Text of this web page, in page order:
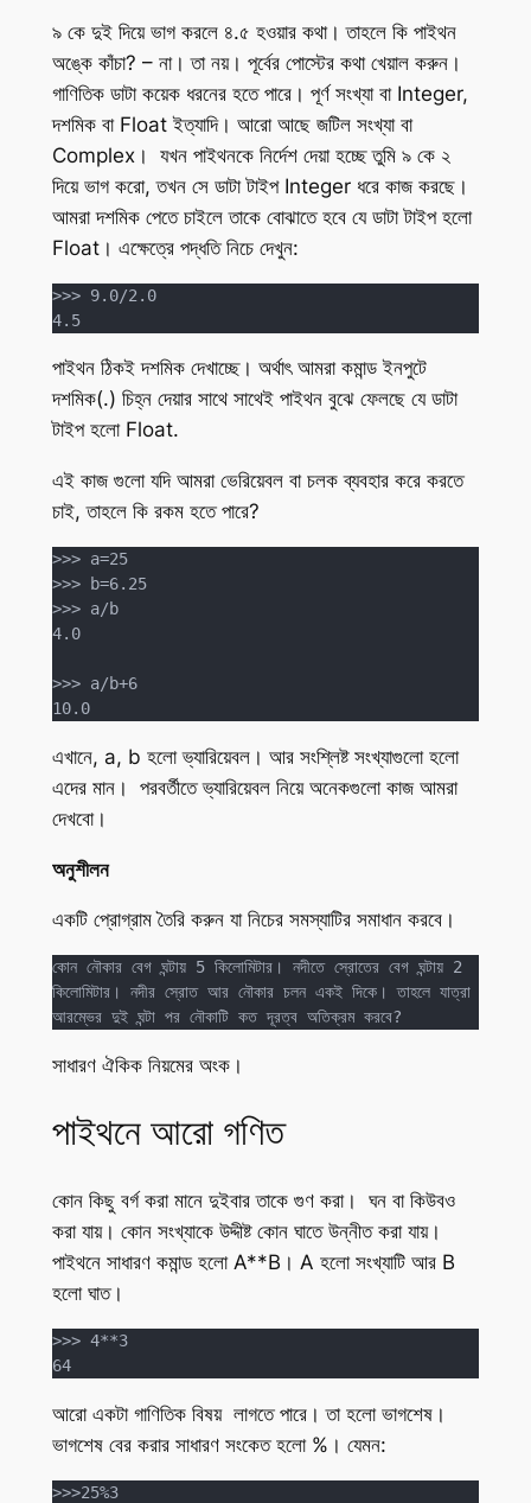
৯ কে দুই দিয়ে ভাগ করলে ৪.৫ হওয়ার কথা। তাহলে কি পাইথন
অঙ্কে কাঁচা? – না। তা নয়। পূর্বের পোস্টের কথা খেয়াল করুন।
গাণিতিক ডাটা কয়েক ধরনের হতে পারে। পূর্ণ সংখ্যা বা Integer,
দশমিক বা Float ইত্যাদি। আরো আছে জটিল সংখ্যা বা
Complex। যখন পাইথনকে নির্দেশ দেয়া হচ্ছে তুমি ৯ কে ২
দিয়ে ভাগ করো, তখন সে ডাটা টাইপ Integer ধরে কাজ করছে।
আমরা দশমিক পেতে চাইলে তাকে বোঝাতে হবে যে ডাটা টাইপ হলো
Float। এক্ষেত্রে পদ্ধতি নিচে দেখুন:
>>> 9.0/2.0
4.5
পাইথন ঠিকই দশমিক দেখাচ্ছে। অর্থাৎ আমরা কমান্ড ইনপুটে
দশমিক(.) চিহ্ন দেয়ার সাথে সাথেই পাইথন বুঝে ফেলছে যে ডাটা
টাইপ হলো Float.
এই কাজ গুলো যদি আমরা ভেরিয়েবল বা চলক ব্যবহার করে করতে
চাই, তাহলে কি রকম হতে পারে?
>>> a=25
>>> b=6.25
>>> a/b
4.0
>>> a/b+6
10.0
এখানে, a, b হলো ভ্যারিয়েবল। আর সংশ্লিষ্ট সংখ্যাগুলো হলো
এদের মান। পরবর্তীতে ভ্যারিয়েবল নিয়ে অনেকগুলো কাজ আমরা
দেখবো।
অনুশীলন
একটি প্রোগ্রাম তৈরি করুন যা নিচের সমস্যাটির সমাধান করবে।
কোন নৌকার বেগ ঘন্টায় 5 কিলোমিটার। নদীতে স্রোতের বেগ ঘন্টায় 2
কিলোমিটার। নদীর স্রোত আর নৌকার চলন একই দিকে। তাহলে যাত্রা
আরম্ভের দুই ঘন্টা পর নৌকাটি কত দূরত্ব অতিক্রম করবে?
সাধারণ ঐকিক নিয়মের অংক।
পাইথনে আরো গণিত
কোন কিছু বর্গ করা মানে দুইবার তাকে গুণ করা। ঘন বা কিউবও
করা যায়। কোন সংখ্যাকে উদ্দীষ্ট কোন ঘাতে উন্নীত করা যায়।
পাইথনে সাধারণ কমান্ড হলো A**B। A হলো সংখ্যাটি আর B
হলো ঘাত।
>>> 4**3
64
আরো একটা গাণিতিক বিষয় লাগতে পারে। তা হলো ভাগশেষ।
ভাগশেষ বের করার সাধারণ সংকেত হলো %। যেমন:
>>>25%3